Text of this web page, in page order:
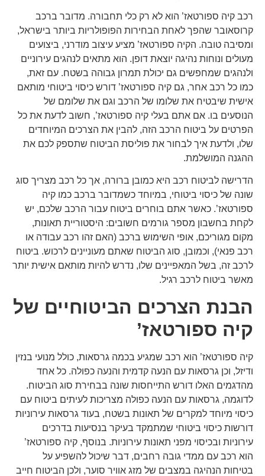
רכב קיה ספורטאז’ הוא לא רק כלי תחבורה. מדובר ברכב
קרוסאובר שהפך לאחת הבחירות הפופולריות ביותר בישראל,
ומסיבה טובה. הקיה ספורטאז’ מציע עיצוב מודרני, ביצועים
מעולים ונוחות נהיגה יוצאת דופן. הוא מתאים לנהגים עירוניים
ולנהגים שמחפשים גם יכולת תמרון גבוהה בשטח. עם זאת,
כמו כל רכב אחר, גם קיה ספורטאז’ דורש כיסוי ביטוחי מותאם
אישית שיבטיח את שלומו של הרכב וגם את שלומם של
הנוסעים בו. אם אתם בעלי קיה ספורטאז’, חשוב לדעת את כל
הפרטים על ביטוח הרכב הזה, להבין את הצרכים המיוחדים
שלו, ולדעת איך לבחור את פוליסת הביטוח שתספק לכם את
ההגנה המושלמת.
הדרישה לביטוח רכב היא כמובן ברורה, אך כל רכב מצריך סוג
שונה של כיסוי ביטוחי, במיוחד כשמדובר ברכב כמו קיה
ספורטאז’. כאשר אתם בוחרים ביטוח עבור הרכב שלכם, יש
לקחת בחשבון מספר גורמים חשובים: היסטוריית תאונות,
מקום מגוריכם, אופי השימוש ברכב (האם זהו רכב עבודה או
רכב פנאי), וכמובן, סוג הביטוח שאתם מעוניינים לרכוש. ביטוח
לרכב זה, בשל המאפיינים שלו, נדרש להיות מותאם אישית יותר
מאשר ביטוח לרכב רגיל.
הבנת הצרכים הביטוחיים של
קיה ספורטאז’
קיה ספורטאז’ הוא רכב שמגיע בכמה גרסאות, כולל מנועי בנזין
ודיזל, וכן גרסאות עם הנעה קדמית והנעה כפולה. כל אחד
מהדגמים האלו דורש התייחסות שונה בבחירת סוג הביטוח.
לדוגמה, גרסאות עם הנעה כפולה מצריכות לעיתים ביטוח עם
כיסוי מיוחד למקרים של תאונות בשטח, בעוד גרסאות עירוניות
דורשות כיסוי ביטוחי שמתמקד בעיקר בנסיעות בדרכים
עירוניות ובכיסוי מפני תאונות עירוניות. בנוסף, קיה ספורטאז’
הוא רכב עם ממדי גובה רחבים, דבר שיכול להשפיע על
בטיחות הנהיגה במצבים של מזג אוויר סוער, ולכן הביטוח חייב